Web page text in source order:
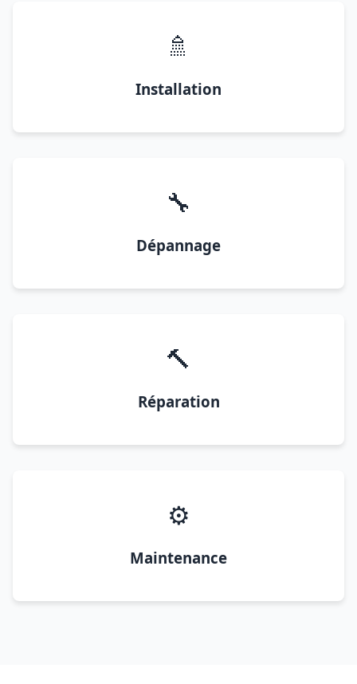
🚿
Installation
🔧
Dépannage
🔨
Réparation
⚙️
Maintenance